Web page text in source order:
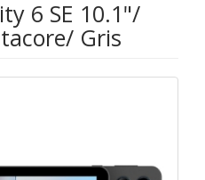
6 SE 10.1"/
Gris